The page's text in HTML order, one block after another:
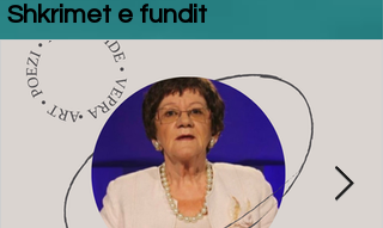
Shkrimet e fundit